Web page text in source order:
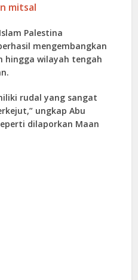
mitsal
Palestina
mengembangkan
hingga wilayah tengah
rudal yang sangat
ungkap Abu
dilaporkan Maan